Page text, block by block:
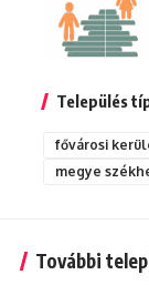
Település
fővárosi
megye
További